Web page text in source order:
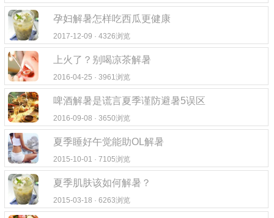
孕妇解暑怎样吃西瓜更健康
2017-12-09 · 4326浏览
上火了？别喝凉茶解暑
2016-04-25 · 3961浏览
啤酒解暑是谎言夏季谨防避暑5误区
2016-09-08 · 3650浏览
夏季睡好午觉能助OL解暑
2015-10-01 · 7105浏览
夏季肌肤该如何解暑？
2015-03-18 · 6263浏览